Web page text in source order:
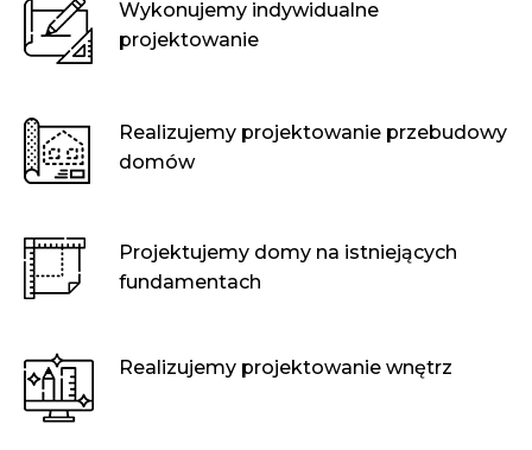
Wykonujemy indywidualne
projektowanie
Realizujemy projektowanie przebudowy
domów
Projektujemy domy na istniejących
fundamentach
Realizujemy projektowanie wnętrz